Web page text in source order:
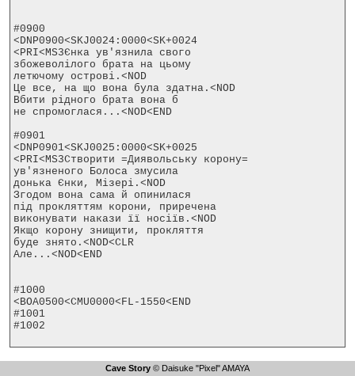
#0900
<DNP0900<SKJ0024:0000<SK+0024
<PRI<MS3Єнка ув'язнила свого
збожеволілого брата на цьому
летючому острові.<NOD
Це все, на що вона була здатна.<NOD
Вбити рідного брата вона б
не спромоглася...<NOD<END
#0901
<DNP0901<SKJ0025:0000<SK+0025
<PRI<MS3Створити =Диявольську корону=
ув'язненого Болоса змусила
донька Єнки, Мізері.<NOD
Згодом вона сама й опинилася
під прокляттям корони, приречена
виконувати накази її носіїв.<NOD
Якщо корону знищити, прокляття
буде знято.<NOD<CLR
Але...<NOD<END
#1000
<BOA0500<CMU0000<FL-1550<END
#1001
#1002
Cave Story © Daisuke "Pixel" AMAYA